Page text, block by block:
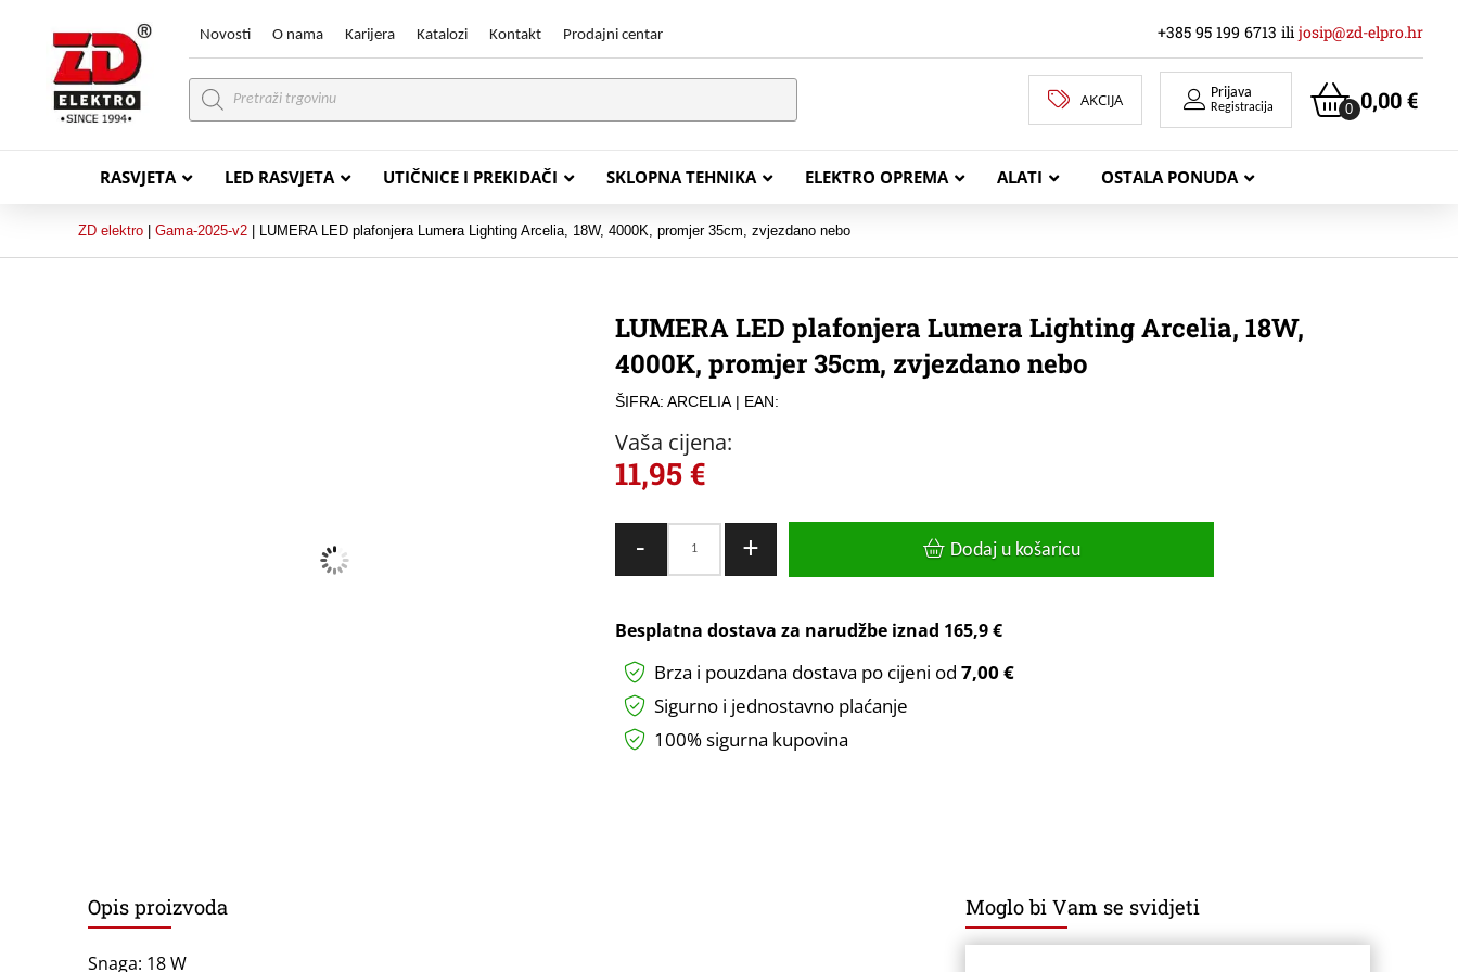
Novosti O nama Karijera Katalozi Kontakt Prodajni centar +385 95 199 6713 ili josip@zd-elpro.hr
Products
search
AKCIJA Prijava
Registracija 0,00€
0
RASVJETA LED RASVJETA UTIČNICE I PREKIDAČI SKLOPNA TEHNIKA ELEKTRO OPREMA ALATI OSTALA PONUDA
FG16OR
NHXH FE180/E30
KOAKSIJALNI KABELI
ZD elektro Gama-2025-v2 LUMERA LED plafonjera Lumera Lighting Arcelia, 18W, 4000K, promjer 35cm, zvjezdano nebo
LUMERA LED plafonjera Lumera Lighting Arcelia, 18W,
4000K, promjer 35cm, zvjezdano nebo
ŠIFRA: ARCELIA| EAN:
Vaša cijena:
11,95€
-
Arcelia,
18W,
+ Dodaj u košaricu
Besplatna dostava za narudžbe iznad 165,9 €
Brza i pouzdana dostava po cijeni od 7,00 €
Sigurno i jednostavno plaćanje
100% sigurna kupovina
Opis proizvoda
Snaga: 18 W
Moglo bi Vam se svidjeti